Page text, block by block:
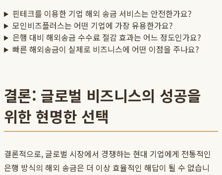
핀테크를 이용한 기업 해외 송금 서비스는 안전한가요?
모인비즈플러스는 어떤 기업에 가장 유용한가요?
은행 대비 해외송금 수수료 절감 효과는 어느 정도인가요?
빠른 해외송금이 실제로 비즈니스에 어떤 이점을 주나요?
결론: 글로벌 비즈니스의 성공을
위한 현명한 선택
결론적으로, 글로벌 시장에서 경쟁하는 현대 기업에게 전통적인
은행 방식의 해외 송금은 더 이상 효율적인 해답이 될 수 없습니